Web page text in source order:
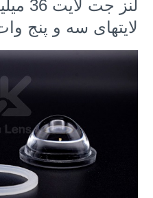
لنز
لایتهای سه و پنج وات، 5